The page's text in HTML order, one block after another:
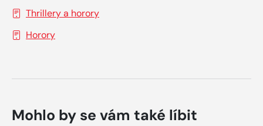
Thrillery a horory
Horory
Mohlo by se vám také líbit